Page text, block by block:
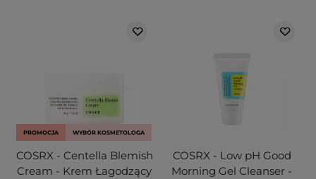
PROMOCJA WYBÓR KOSMETOLOGA
COSRX - Centella Blemish
Cream - Krem Łagodzący
COSRX - Low pH Good
Morning Gel Cleanser -